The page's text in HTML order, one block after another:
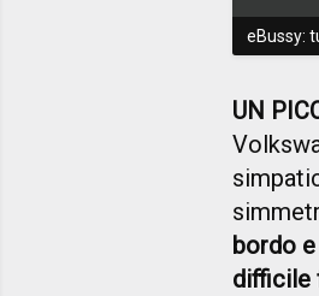
eBussy:
UN
bordo
difficile